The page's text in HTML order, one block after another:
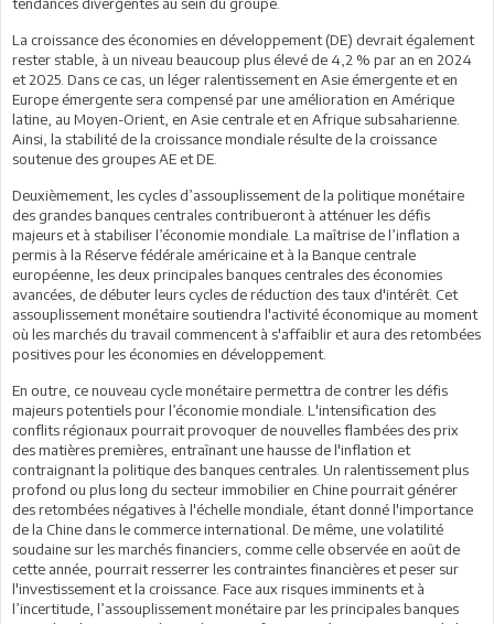
La croissance des économies en développement (DE) devrait également
rester stable, à un niveau beaucoup plus élevé de 4,2 % par an en 2024
et 2025. Dans ce cas, un léger ralentissement en Asie émergente et en
Europe émergente sera compensé par une amélioration en Amérique
latine, au Moyen-Orient, en Asie centrale et en Afrique subsaharienne.
Ainsi, la stabilité de la croissance mondiale résulte de la croissance
soutenue des groupes AE et DE.
Deuxièmement, les cycles d’assouplissement de la politique monétaire
des grandes banques centrales contribueront à atténuer les défis
majeurs et à stabiliser l’économie mondiale. La maîtrise de l’inflation a
permis à la Réserve fédérale américaine et à la Banque centrale
européenne, les deux principales banques centrales des économies
avancées, de débuter leurs cycles de réduction des taux d'intérêt. Cet
assouplissement monétaire soutiendra l'activité économique au moment
où les marchés du travail commencent à s'affaiblir et aura des retombées
positives pour les économies en développement.
En outre, ce nouveau cycle monétaire permettra de contrer les défis
majeurs potentiels pour l’économie mondiale. L'intensification des
conflits régionaux pourrait provoquer de nouvelles flambées des prix
des matières premières, entraînant une hausse de l'inflation et
contraignant la politique des banques centrales. Un ralentissement plus
profond ou plus long du secteur immobilier en Chine pourrait générer
des retombées négatives à l'échelle mondiale, étant donné l'importance
de la Chine dans le commerce international. De même, une volatilité
soudaine sur les marchés financiers, comme celle observée en août de
cette année, pourrait resserrer les contraintes financières et peser sur
l'investissement et la croissance. Face aux risques imminents et à
l’incertitude, l’assouplissement monétaire par les principales banques